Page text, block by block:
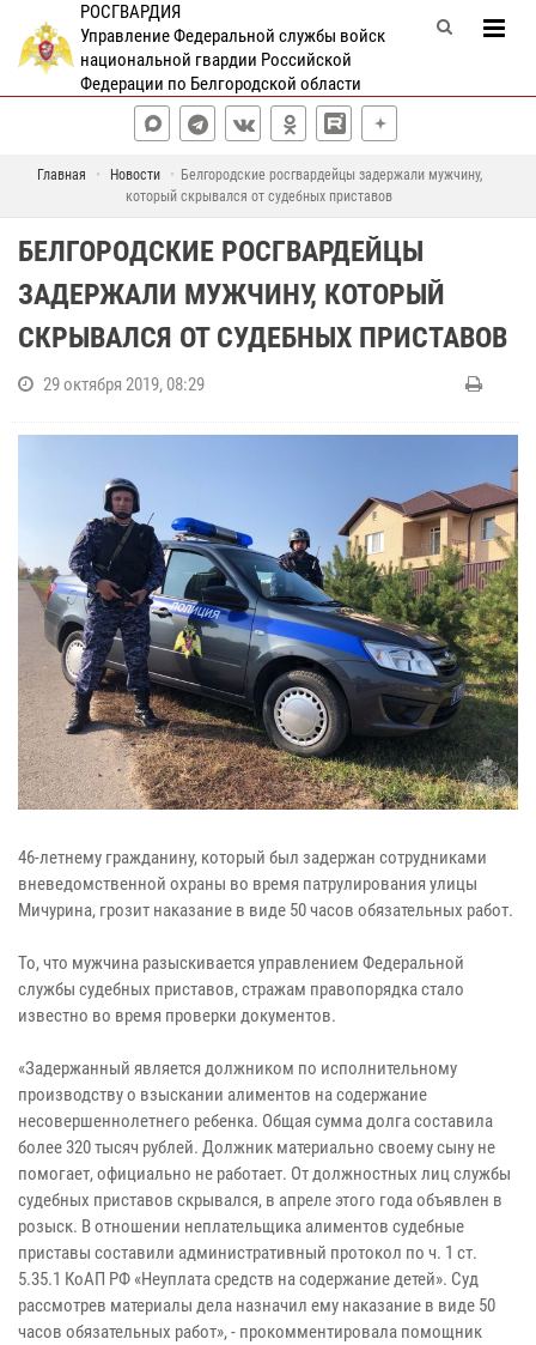
РОСГВАРДИЯ
Управление Федеральной службы войск
национальной гвардии Российской
Федерации по Белгородской области
Главная Новости
Белгородские росгвардейцы задержали мужчину,
который скрывался от судебных приставов
БЕЛГОРОДСКИЕ РОСГВАРДЕЙЦЫ
ЗАДЕРЖАЛИ МУЖЧИНУ, КОТОРЫЙ
СКРЫВАЛСЯ ОТ СУДЕБНЫХ ПРИСТАВОВ
29 октября 2019, 08:29
46-летнему гражданину, который был задержан сотрудниками
вневедомственной охраны во время патрулирования улицы
Мичурина, грозит наказание в виде 50 часов обязательных работ.
То, что мужчина разыскивается управлением Федеральной
службы судебных приставов, стражам правопорядка стало
известно во время проверки документов.
«Задержанный является должником по исполнительному
производству о взыскании алиментов на содержание
несовершеннолетнего ребенка. Общая сумма долга составила
более 320 тысяч рублей. Должник материально своему сыну не
помогает, официально не работает. От должностных лиц службы
судебных приставов скрывался, в апреле этого года объявлен в
розыск. В отношении неплательщика алиментов судебные
приставы составили административный протокол по ч. 1 ст.
5.35.1 КоАП РФ «Неуплата средств на содержание детей». Суд
рассмотрев материалы дела назначил ему наказание в виде 50
часов обязательных работ», - прокомментировала помощник